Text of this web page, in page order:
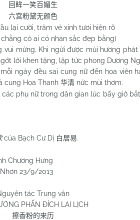
回眸一笑百媚生
六宫粉黛无颜色
lại cười, trăm vẻ xinh tươi hiện rõ
có ai có nhan sắc đẹp bằng)
Khi ngửi được mùi hương phát
lời khen tặng, lập tức phong Dương
đều sai cung nữ đến hoa viên
cung Hoa Thanh 华清 nức mùi thơm.
phụ nữ trong dân gian lúc bấy giờ bắt
của Bạch Cư Dị 白居易.
2013
tác Trung văn
PHẤN ĐÍCH LAI LỊCH
擦香粉的来历